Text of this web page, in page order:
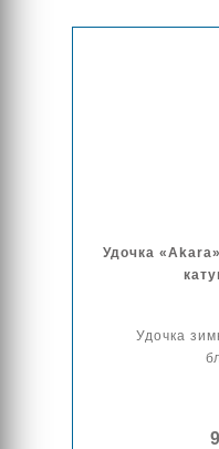
Удочка
Удочка